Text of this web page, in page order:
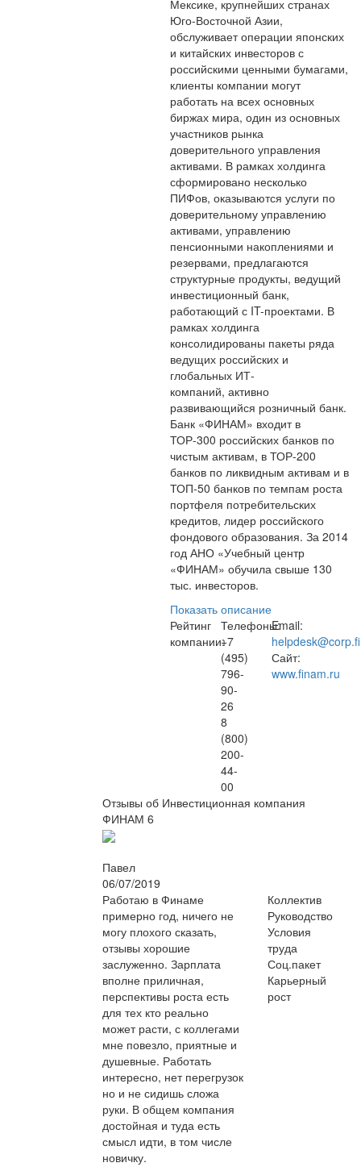
Мексике, крупнейших странах
Юго-Восточной Азии,
обслуживает операции японских
и китайских инвесторов с
российскими ценными бумагами,
клиенты компании могут
работать на всех основных
биржах мира, один из основных
участников рынка
доверительного управления
активами. В рамках холдинга
сформировано несколько
ПИФов, оказываются услуги по
доверительному управлению
активами, управлению
пенсионными накоплениями и
резервами, предлагаются
структурные продукты, ведущий
инвестиционный банк,
работающий с IT-проектами. В
рамках холдинга
консолидированы пакеты ряда
ведущих российских и
глобальных ИТ-
компаний, активно
развивающийся розничный банк.
Банк «ФИНАМ» входит в
ТОР-300 российских банков по
чистым активам, в ТОР-200
банков по ликвидным активам и в
ТОП-50 банков по темпам роста
портфеля потребительских
кредитов, лидер российского
фондового образования. За 2014
год АНО «Учебный центр
«ФИНАМ» обучила свыше 130
тыс. инвесторов.
Показать описание
Рейтинг
компании:
Телефоны:
+7
(495)
796-
90-
26
8
(800)
200-
44-
00
Email:
Сайт:
www.finam.ru
Отзывы об Инвестиционная компания
ФИНАМ 6
Павел
06/07/2019
Работаю в Финаме
примерно год, ничего не
могу плохого сказать,
отзывы хорошие
заслуженно. Зарплата
вполне приличная,
перспективы роста есть
для тех кто реально
может расти, с коллегами
мне повезло, приятные и
душевные. Работать
интересно, нет перегрузок
но и не сидишь сложа
руки. В общем компания
достойная и туда есть
смысл идти, в том числе
новичку.
Коллектив
Руководство
Условия
труда
Соц.пакет
Карьерный
рост